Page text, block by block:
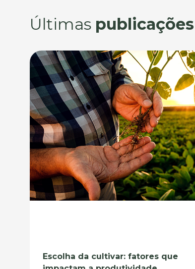
Últimas publicações
Escolha da cultivar: fatores que